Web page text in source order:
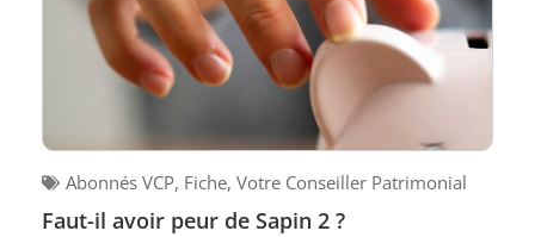
Abonnés VCP, Fiche, Votre Conseiller Patrimonial
Faut-il avoir peur de Sapin 2 ?